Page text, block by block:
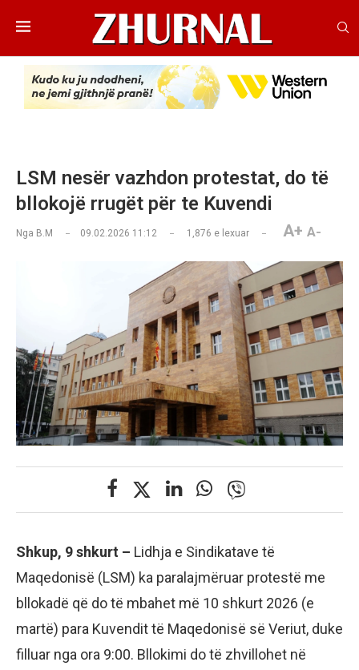
LSM nesër vazhdon protestat, do të
bllokojë rrugët për te Kuvendi
Nga B.M 09.02.2026 11:12 1,876 e lexuar A+ A-
Shkup, 9 shkurt – Lidhja e Sindikatave të
Maqedonisë (LSM) ka paralajmëruar protestë me
bllokadë që do të mbahet më 10 shkurt 2026 (e
martë) para Kuvendit të Maqedonisë së Veriut, duke
filluar nga ora 9:00. Bllokimi do të zhvillohet në